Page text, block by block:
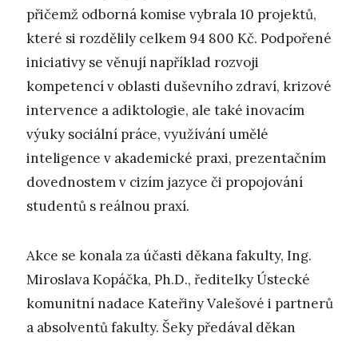
přičemž odborná komise vybrala 10 projektů,
které si rozdělily celkem 94 800 Kč. Podpořené
iniciativy se věnují například rozvoji
kompetencí v oblasti duševního zdraví, krizové
intervence a adiktologie, ale také inovacím
výuky sociální práce, využívání umělé
inteligence v akademické praxi, prezentačním
dovednostem v cizím jazyce či propojování
studentů s reálnou praxí.
Akce se konala za účasti děkana fakulty, Ing.
Miroslava Kopáčka, Ph.D., ředitelky Ústecké
komunitní nadace Kateřiny Valešové i partnerů
a absolventů fakulty. Šeky předával děkan